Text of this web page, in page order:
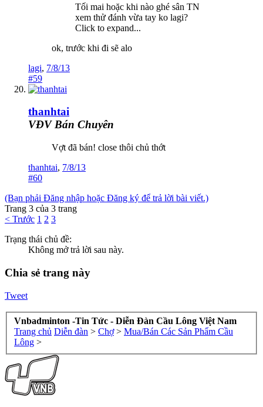
Tối mai hoặc khi nào ghé sân TN
xem thử đánh vừa tay ko lagi?
Click to expand...
ok, trước khi đi sẽ alo
lagi, 7/8/13
#59
thanhtai
VĐV Bán Chuyên
Vợt đã bán! close thôi chủ thớt
thanhtai, 7/8/13
#60
(Bạn phải Đăng nhập hoặc Đăng ký để trả lời bài viết.)
Trang 3 của 3 trang
< Trước 1 2 3
Trạng thái chủ đề:
Không mở trả lời sau này.
Chia sẻ trang này
Tweet
Vnbadminton -Tin Tức - Diễn Đàn Cầu Lông Việt Nam
Trang chủ Diễn đàn > Chợ > Mua/Bán Các Sản Phẩm Cầu
Lông >